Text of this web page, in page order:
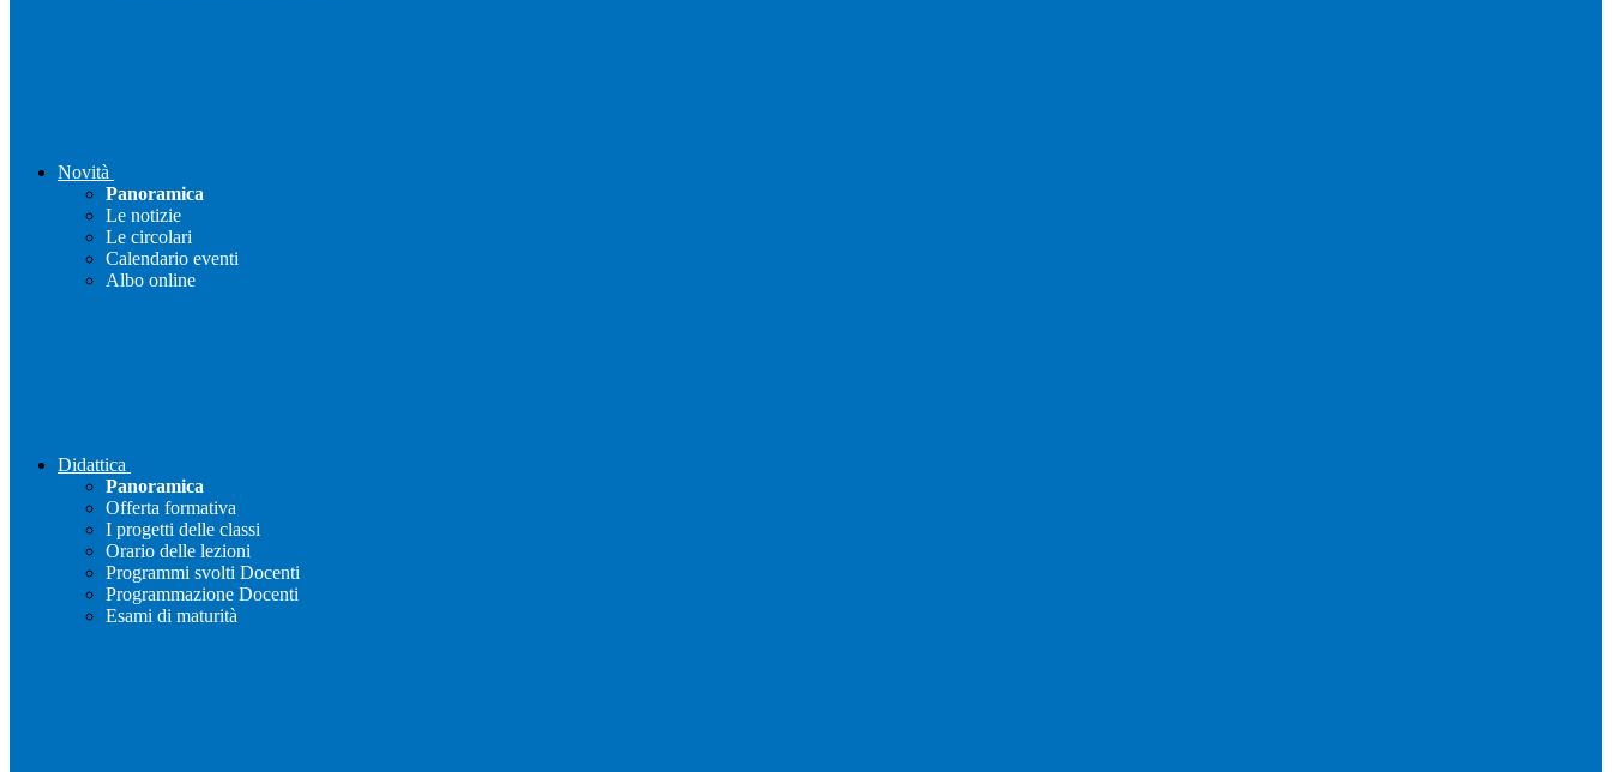
Novità
Panoramica
Le notizie
Le circolari
Calendario eventi
Albo online
Didattica
Panoramica
Offerta formativa
I progetti delle classi
Orario delle lezioni
Programmi svolti Docenti
Programmazione Docenti
Esami di maturità